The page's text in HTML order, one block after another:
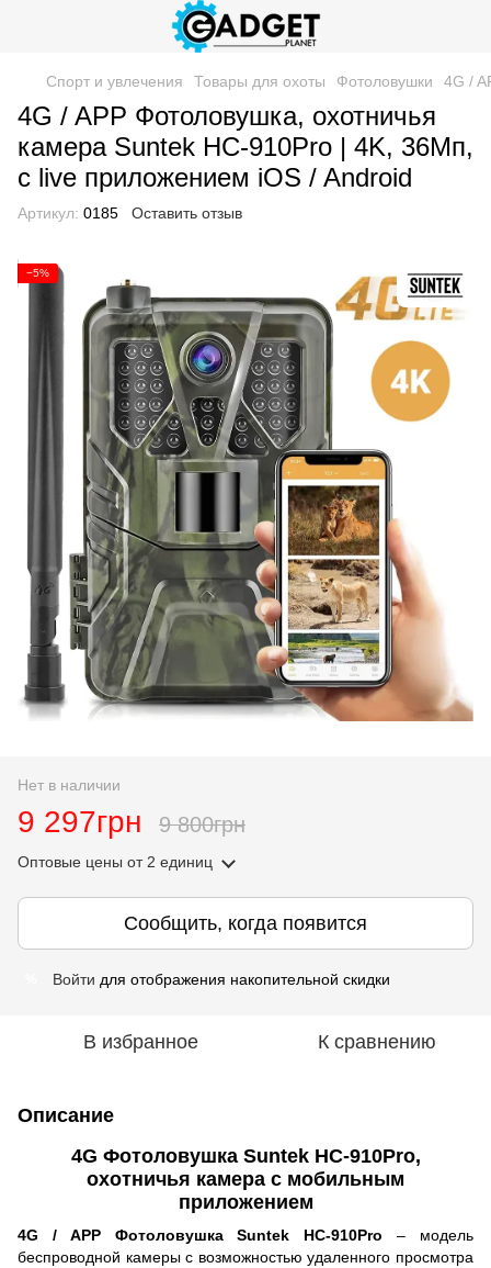
Спорт и увлечения Товары для охоты Фотоловушки 4G /
4G / APP Фотоловушка, охотничья
камера Suntek HC-910Pro | 4K, 36Мп,
с live приложением iOS / Android
Артикул: 0185 Оставить отзыв
−5%
Нет в наличии
9 297грн 9 800грн
Оптовые цены от 2 единиц
Сообщить, когда появится
Войти для отображения накопительной скидки
В избранное К сравнению
Описание
4G Фотоловушка Suntek HC-910Pro,
охотничья камера с мобильным
приложением
4G / APP Фотоловушка Suntek HC-910Pro – модель
беспроводной камеры c возможностью удаленного просмотра